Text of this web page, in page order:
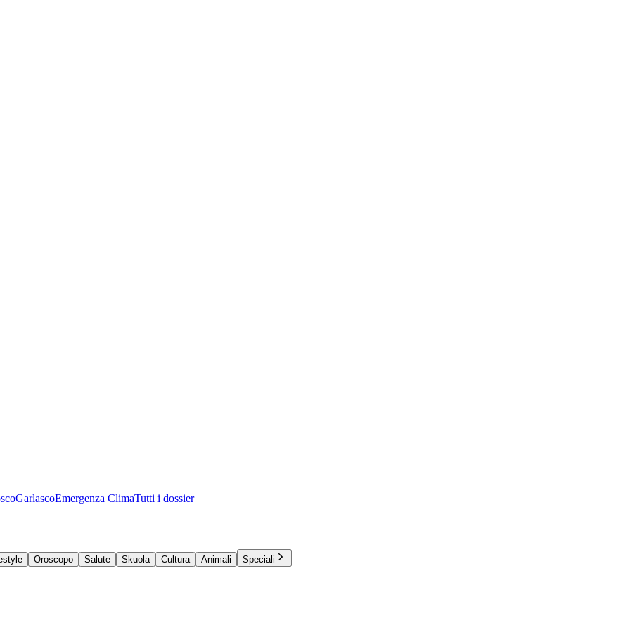
GarlascoEmergenza ClimaTutti i dossier
Oroscopo Salute Skuola Cultura Animali Speciali